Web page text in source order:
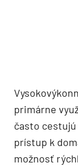
primárne
často
prístup k
možnosť